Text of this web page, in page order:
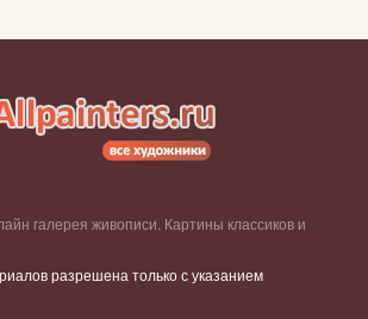
галерея живописи. Картины классиков и
разрешена только с указанием